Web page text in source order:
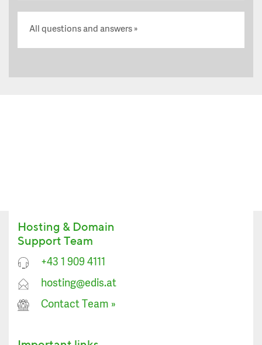
All questions and answers
Hosting & Domain
Support Team
+43 1 909 4111
hosting@edis.at
Contact Team »